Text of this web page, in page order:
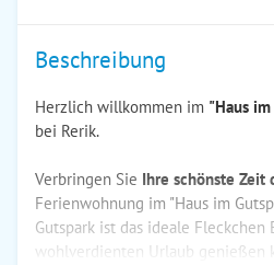
Beschreibung
Herzlich willkommen im "Haus
bei Rerik.
Verbringen Sie Ihre schönste Zeit
Ferienwohnung im "Haus im
Gutspark ist das ideale Fleckchen
wohlverdienten Urlaub genießen